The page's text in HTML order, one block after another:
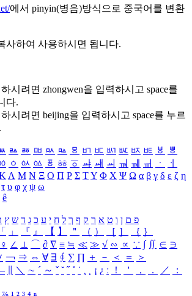
에서 pinyin(병음)방식으로 중국어를 변환
사하여 사용하시면 됩니다.
시려면 zhongwen을 입력하시고 space를
다.
시려면 beijing을 입력하시고 space를 누르
ㅬ ㅭ ㅮ ㅯ ㅰ ㅱ ㅲ ㅳ ㅴ ㅵ ㅶ ㅷ ㅸ
ㅹ
ㆁ ㆂ ㆃ ㆄ ㆅ ㆆ ㆇ ㆈ ㆉ ㆊ ㆋ ㆌ ㆍ
ㆎ
Λ Μ Ν Ξ Ο Π Ρ Σ ΤΥ Φ Χ Ψ Ω α β γ δ ε ζ η
τ υ φ χ ψ ω
ê
פ ם ן ו ט א ר ק ף ך ל ח י ע כ ג ד ש ץ
「 」 『 』 【 】 ＂ （ ） ［ ］ ｛ ｝
♀ ∠ ⊥ ⌒ ∂ ∇ ≡ ≒ ≪ ≫ √ ∽ ∝ ∵ ∫ ∬ ∈ ∋
￢ ⇒ ⇔ ∀ ∃ ∮ ∑ ∏ ＋ － ＜ ＝
＞
＼ ∼ ´ ～ ˇ ˘ ˝ ˚ ˙ ¸ ¡ ¿ ː ！ ＇ ， ． ／
：